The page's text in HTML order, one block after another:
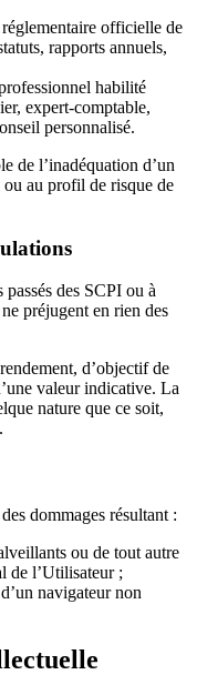
officielle de
rapports annuels,
habilité
expert-comptable,
personnalisé.
de l’inadéquation d’un
au profil de risque de
des SCPI ou à
préjugent en rien des
d’objectif de
valeur indicative. La
nature que ce soit,
dommages résultant :
ou de tout autre
de l’Utilisateur ;
navigateur non